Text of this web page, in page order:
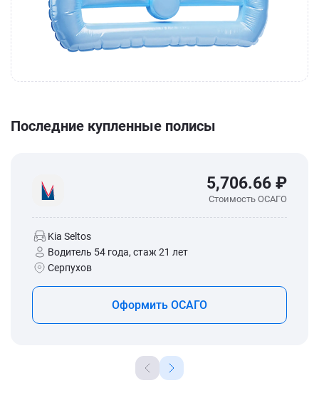
Последние купленные полисы
5,706.66 ₽
Стоимость ОСАГО
Kia Seltos
Водитель 54 года, стаж 21 лет
Серпухов
Оформить ОСАГО